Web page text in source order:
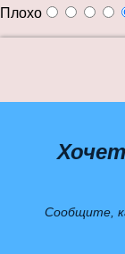
Плохо
Сообщите,